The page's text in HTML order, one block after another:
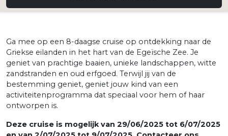
Ga mee op een 8-daagse cruise op ontdekking naar de
Griekse eilanden in het hart van de Egeïsche Zee. Je
geniet van prachtige baaien, unieke landschappen, witte
zandstranden en oud erfgoed. Terwijl jij van de
bestemming geniet, geniet jouw kind van een
activiteitenprogramma dat speciaal voor hem of haar
ontworpen is.
Deze cruise is mogelijk van 29/06/2025 tot 6/07/2025